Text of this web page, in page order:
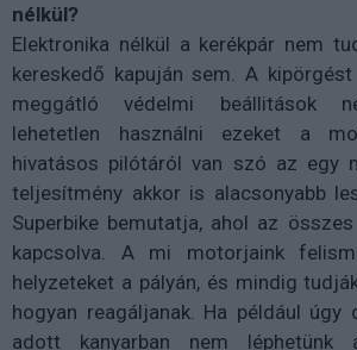
nélkül?
Elektronika nélkül a kerékpár nem
kereskedő kapuján sem. A
meggátló védelmi beállitások
lehetetlen használni ezeket a
hivatásos pilótáról van szó az egy
teljesítmény akkor is alacsonyabb
Superbike bemutatja, ahol az
kapcsolva. A mi motorjaink
helyzeteket a pályán, és mindig
hogyan reagáljanak. Ha például úgy
adott kanyarban nem léphetünk